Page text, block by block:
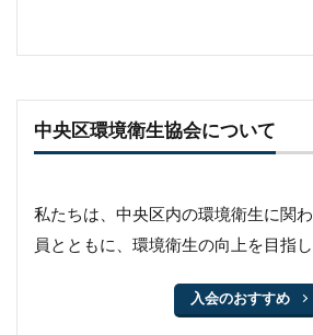
中央区環境衛生協会について
私たちは、中央区内の環境衛生に関
員とともに、環境衛生の向上を目指し
入会のおすすめ